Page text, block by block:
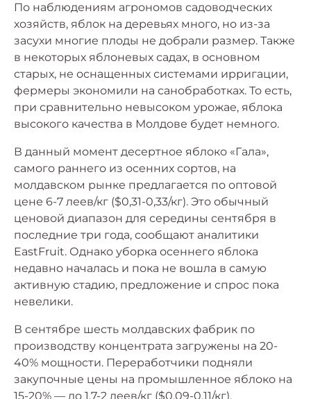
По наблюдениям агрономов садоводческих
хозяйств, яблок на деревьях много, но из-за
засухи многие плоды не добрали размер. Также
в некоторых яблоневых садах, в основном
старых, не оснащенных системами ирригации,
фермеры экономили на санобработках. То есть,
при сравнительно невысоком урожае, яблока
высокого качества в Молдове будет немного.
В данный момент десертное яблоко «Гала»,
самого раннего из осенних сортов, на
молдавском рынке предлагается по оптовой
цене 6-7 леев/кг ($0,31-0,33/кг). Это обычный
ценовой диапазон для середины сентября в
последние три года, сообщают аналитики
EastFruit. Однако уборка осеннего яблока
недавно началась и пока не вошла в самую
активную стадию, предложение и спрос пока
невелики.
В сентябре шесть молдавских фабрик по
производству концентрата загружены на 20-
40% мощности. Переработчики подняли
закупочные цены на промышленное яблоко на
15-20% — до 1,7-2 леев/кг ($0,09-0,11/кг).